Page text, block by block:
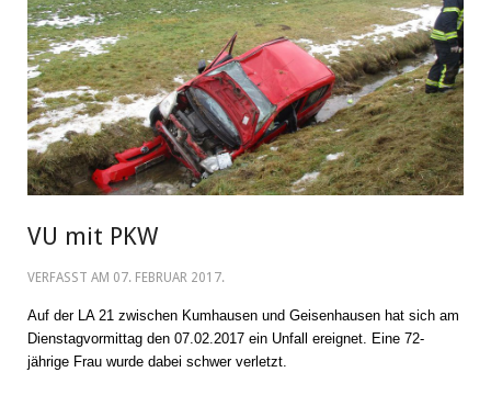
VU mit PKW
VERFASST AM 07. FEBRUAR 2017.
Auf der LA 21 zwischen Kumhausen und Geisenhausen hat sich am
Dienstagvormittag den 07.02.2017 ein Unfall ereignet. Eine 72-
jährige Frau wurde dabei schwer verletzt.